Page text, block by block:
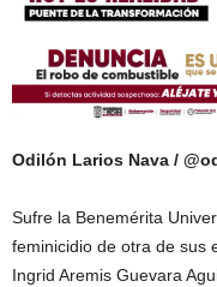
Odilón Larios Nava /
Sufre la Benemérita
feminicidio de otra de sus
Ingrid Aremis Guevara